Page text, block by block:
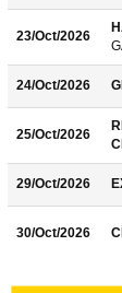
23/Oct/2026
24/Oct/2026
25/Oct/2026
29/Oct/2026
30/Oct/2026